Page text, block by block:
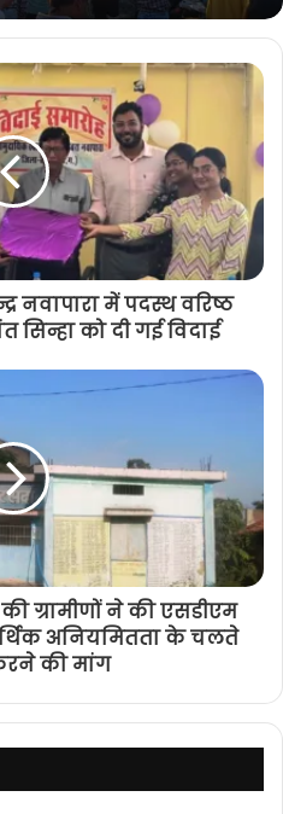
नवापारा में पदस्थ वरिष्ठ
सिन्हा को दी गई विदाई
ग्रामीणों ने की एसडीएम
अनियमितता के चलते
की मांग